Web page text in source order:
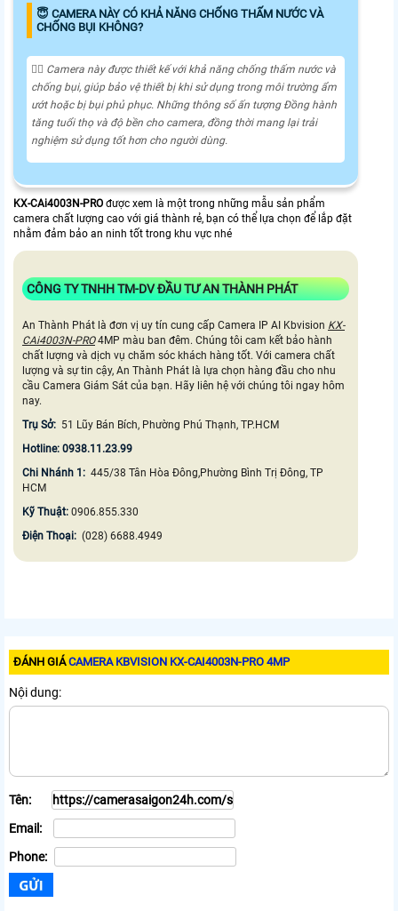
😇 CAMERA NÀY CÓ KHẢ NĂNG CHỐNG THẤM NƯỚC VÀ
CHỐNG BỤI KHÔNG?
❤️‍💋‍ Camera này được thiết kế với khả năng chống thấm nước và
chống bụi, giúp bảo vệ thiết bị khi sử dụng trong môi trường ẩm
ướt hoặc bị bụi phủ phục. Những thông số ấn tượng Đồng hành
tăng tuổi thọ và độ bền cho camera, đồng thời mang lại trải
nghiệm sử dụng tốt hơn cho người dùng.
KX-CAi4003N-PRO được xem là một trong những mẫu sản phẩm
camera chất lượng cao với giá thành rẻ, bạn có thể lựa chọn để lắp đặt
nhằm đảm bảo an ninh tốt trong khu vực nhé
CÔNG TY TNHH TM-DV ĐẦU TƯ AN THÀNH PHÁT
An Thành Phát là đơn vị uy tín cung cấp Camera IP AI Kbvision KX-
CAi4003N-PRO4MP màu ban đêm. Chúng tôi cam kết bảo hành
chất lượng và dịch vụ chăm sóc khách hàng tốt. Với camera chất
lượng và sự tin cậy, An Thành Phát là lựa chọn hàng đầu cho nhu
cầu Camera Giám Sát của bạn. Hãy liên hệ với chúng tôi ngay hôm
nay.
Trụ Sở: 51 Lũy Bán Bích, Phường Phú Thạnh, TP.HCM
Hotline: 0938.11.23.99
Chi Nhánh 1: 445/38 Tân Hòa Đông,Phường Bình Trị Đông, TP
HCM
Kỹ Thuật: 0906.855.330
Điện Thoại: (028) 6688.4949
ĐÁNH GIÁCAMERA KBVISION KX-CAI4003N-PRO 4MP
Nội dung:
Tên:
Email:
Phone: